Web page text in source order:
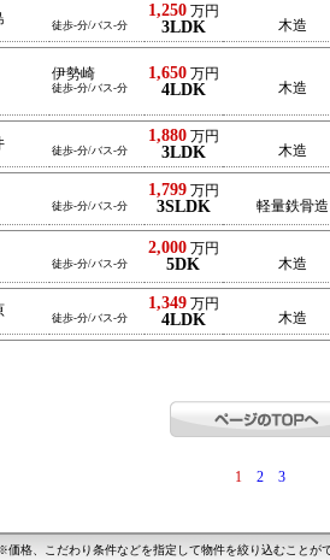
徒歩-分/バス-分
1,250万円
3LDK 木造
伊勢崎
徒歩-分/バス-分
1,650万円
4LDK 木造
徒歩-分/バス-分
1,880万円
3LDK 木造
徒歩-分/バス-分
1,799万円
3SLDK 軽量鉄骨造
徒歩-分/バス-分
2,000万円
5DK 木造
徒歩-分/バス-分
1,349万円
4LDK 木造
1 2 3
価格、こだわり条件などを指定して物件を絞り込むことがで